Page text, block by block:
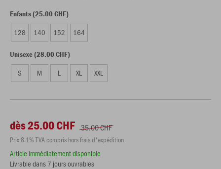
Enfants (25.00 CHF)
128 140 152 164
Unisexe (28.00 CHF)
S M L XL XXL
dès 25.00 CHF 35.00 CHF
Prix 8.1% TVA compris hors frais d'expédition
Article immédiatement disponible
Livrable dans 7 jours ouvrables